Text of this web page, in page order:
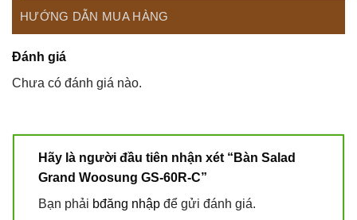
HƯỚNG DẪN MUA HÀNG
Đánh giá
Chưa có đánh giá nào.
Hãy là người đầu tiên nhận xét “Bàn Salad
Grand Woosung GS-60R-C”
Bạn phải bđăng nhập để gửi đánh giá.